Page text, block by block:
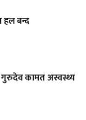
बन्द
गुरुदेव कामत अस्वस्थ्य